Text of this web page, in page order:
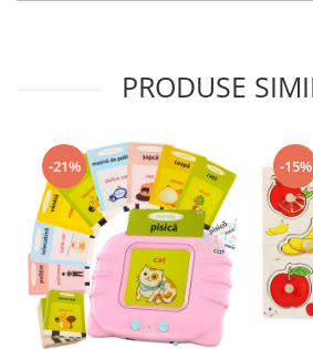
PRODUSE
-21% -15%